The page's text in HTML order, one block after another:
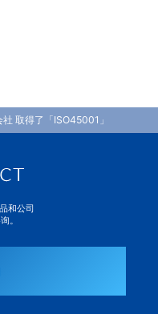
取得了「ISO45001」
和公司
。